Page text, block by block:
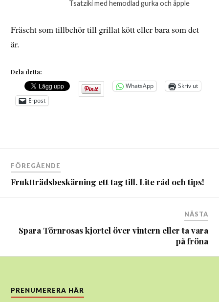
Tsatziki med hemodlad gurka och äpple
Fräscht som tillbehör till grillat kött eller bara som det
är.
Dela detta:
WhatsApp
Skriv ut
E-post
Inläggsnavigering
FÖREGÅENDE
Fruktträdsbeskärning ett tag till. Lite råd och tips!
NÄSTA
Spara Törnrosas kjortel över vintern eller ta vara
på fröna
PRENUMERERA HÄR